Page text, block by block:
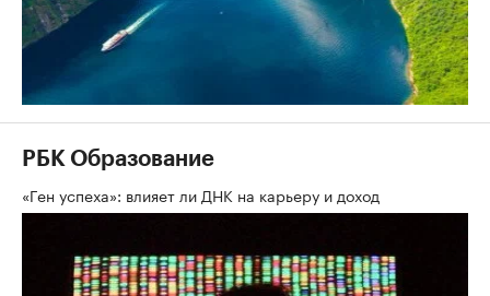
РБК Образование
«Ген успеха»: влияет ли ДНК на карьеру и доход